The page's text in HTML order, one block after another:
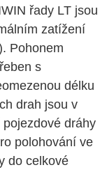
řady LT jsou
zatížení
Pohonem
s
délku
drah jsou v
dráhy
polohování ve
do celkové